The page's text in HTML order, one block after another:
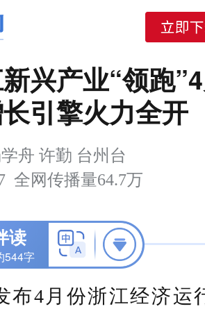
兴产业“领跑
引擎火力全开
舟 许勤 台州台
全网传播量64.7万
读
544字
车
数字经济
布4月份浙江经济运